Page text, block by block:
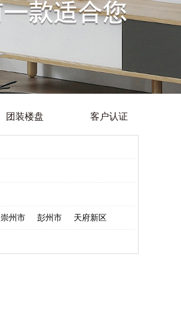
团装楼盘 客户认证
崇州市 彭州市 天府新区